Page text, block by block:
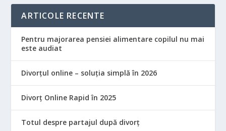
ARTICOLE RECENTE
Pentru majorarea pensiei alimentare copilul nu mai
este audiat
Divorțul online – soluția simplă în 2026
Divorț Online Rapid în 2025
Totul despre partajul după divorț